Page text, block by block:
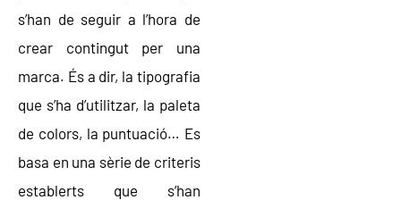
s’han de seguir a l’hora de
crear contingut per una
marca. És a dir, la tipografia
que s’ha d’utilitzar, la paleta
de colors, la puntuació… Es
basa en una sèrie de criteris
establerts que s’han